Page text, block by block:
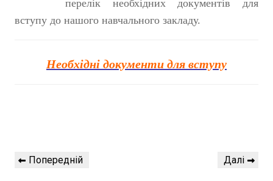
перелік необхідних документів для
вступу до нашого навчального закладу.
Необхідні документи для вступу
Навігація
записів
Попередній
Попередній
Наступний
Далі